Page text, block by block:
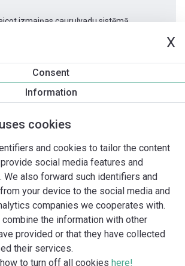
X
Consent
Information
cookies
and cookies to tailor the content
social media features and
We also forward such identifiers and
your device to the social media and
companies we cooperates with.
combine the information with other
provided or that they have collected
their services.
to turn off all cookies here!
izmaiņas cauruļvadu sistēmā.
0,5-6 -180